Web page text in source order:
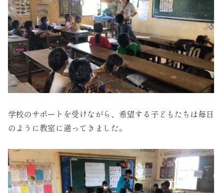
学校のサポートを受けながら、希望する子どもたちは毎日
のように教室に通ってきました。